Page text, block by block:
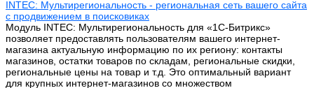
INTEC: Мультирегиональность - региональная сеть вашего сайта
с продвижением в поисковиках
Модуль INTEC: Мультирегиональность для «1С-Битрикс»
позволяет предоставлять пользователям вашего интернет-
магазина актуальную информацию по их региону: контакты
магазинов, остатки товаров по складам, региональные скидки,
региональные цены на товар и т.д. Это оптимальный вариант
для крупных интернет-магазинов со множеством